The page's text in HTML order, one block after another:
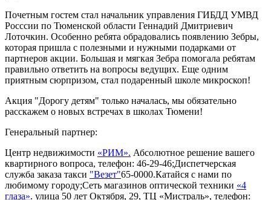
Почетным гостем стал начальник управления ГИБДД УМВД
Росссии по Тюменской области Геннадий Дмитриевич
Лоточкин. Особенно ребята обрадовались появлению Зебры,
которая пришла с полезными и нужными подарками от
партнеров акции. Большая и мягкая Зебра помогала ребятам
правильно ответить на вопросы ведущих. Еще одним
приятным сюрпризом, стал подаренный школе микроскоп!
Акция "Дорогу детям" только началась, мы обязательно
расскажем о новых встречах в школах Тюмени!
Генеральный партнер:
Центр недвижимости «РИМ». Абсолютное решение вашего
квартирного вопроса, телефон: 46-29-46;Диспетчерская
служба заказа такси "Везет"65-0000.Катайся с нами по
любимому городу;Сеть магазинов оптической техники «4
глаза». улица 50 лет Октября, 29, ТЦ «Мистраль», телефон: